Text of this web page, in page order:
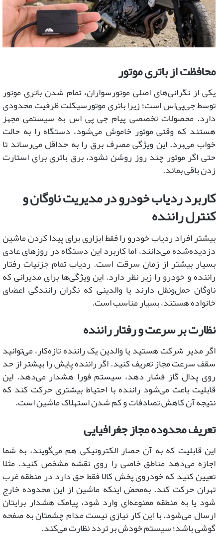
محافظت از باتری موتور
یکی از نگرانی‌های اصلی موتورسواران، تمام شدن باتری موتور
توسط جی‌پی‌اس است؛ زیرا باتری موتورسیکلت ظرفیت محدودی
دارد. محصولات تخصصی پیام جی پی اس به سیستمی مجهز
هستند که وقتی موتور خاموش می‌شود، دستگاه را به حالت
خواب می‌برد. این ویژگی مصرف برق را به حداقل می‌رساند تا
حتی اگر موتور چند روز روشن نشود، برق باتری برای استارت
زدن باقی بماند.
کاربرد ردیاب خودرو در مدیریت ناوگان و
کنترل راننده
بیشتر افراد ردیاب خودرو را فقط ابزاری برای پیدا کردن ماشین
دزدیده‌شده می‌دانند، اما کاربرد این دستگاه در روزهای عادی
بسیار بیشتر از زمان سرقت است. ردیاب تمام جزئیات رفتار
راننده و خودرو را زیر نظر دارد. این ویژگی‌ها برای مدیرانی که
ناوگان حمل‌ونقل دارند یا والدینی که نگران رانندگی اعضای
خانواده هستند، بسیار مناسب است.
نظارت بر سرعت و رفتار راننده
اگر مدیر شرکت هستید یا والدین یک راننده تازه‌کار، می‌توانید
سقف سرعت مجاز تعریف کنید. اگر راننده پایش را بیشتر از حد
روی پدال گاز فشار دهد، سیستم فورا هشدار می‌دهد. این
قابلیت باعث می‌شود راننده با احتیاط بیشتری حرکت کند که
نتیجه آن کاهش تصادفات و کم شدن استهلاک ماشین است.
تعریف محدوده مجاز جغرافیایی
این قابلیت که به آن حصار الکترونیکی هم می‌گویند، به شما
اجازه می‌دهد مناطق خاصی را روی نقشه مشخص کنید. مثلا
تعیین کنید که خودروی پخش کالا فقط حق دارد در منطقه غرب
تهران حرکت کند. به‌محض اینکه ماشین از این محدوده خارج
شود یا به منطقه ممنوعه‌ای وارد شود، پیامک هشدار برایتان
ارسال می‌شود. با این کار نیازی نیست مدام چشمتان به صفحه
گوشی باشد؛ سیستم خودش بر تردد نظارت می‌کند.